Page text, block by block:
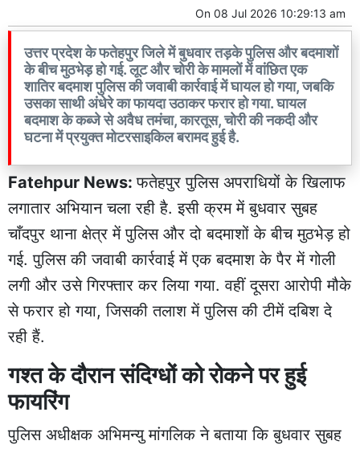
On 08 Jul 2026 10:29:13 am
उत्तर प्रदेश के फतेहपुर जिले में बुधवार तड़के पुलिस और बदमाशों
के बीच मुठभेड़ हो गई. लूट और चोरी के मामलों में वांछित एक
शातिर बदमाश पुलिस की जवाबी कार्रवाई में घायल हो गया, जबकि
उसका साथी अंधेरे का फायदा उठाकर फरार हो गया. घायल
बदमाश के कब्जे से अवैध तमंचा, कारतूस, चोरी की नकदी और
घटना में प्रयुक्त मोटरसाइकिल बरामद हुई है.
Fatehpur News:फतेहपुर पुलिस अपराधियों के खिलाफ
लगातार अभियान चला रही है. इसी क्रम में बुधवार सुबह
चाँदपुर थाना क्षेत्र में पुलिस और दो बदमाशों के बीच मुठभेड़ हो
गई. पुलिस की जवाबी कार्रवाई में एक बदमाश के पैर में गोली
लगी और उसे गिरफ्तार कर लिया गया. वहीं दूसरा आरोपी मौके
से फरार हो गया, जिसकी तलाश में पुलिस की टीमें दबिश दे
रही हैं.
गश्त के दौरान संदिग्धों को रोकने पर हुई
फायरिंग
पुलिस अधीक्षक अभिमन्यु मांगलिक ने बताया कि बुधवार सुबह